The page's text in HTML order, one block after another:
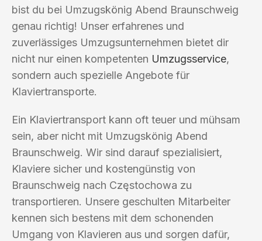
bist du bei Umzugskönig Abend Braunschweig
genau richtig! Unser erfahrenes und
zuverlässiges Umzugsunternehmen bietet dir
nicht nur einen kompetenten Umzugsservice,
sondern auch spezielle Angebote für
Klaviertransporte.
Ein Klaviertransport kann oft teuer und mühsam
sein, aber nicht mit Umzugskönig Abend
Braunschweig. Wir sind darauf spezialisiert,
Klaviere sicher und kostengünstig von
Braunschweig nach Częstochowa zu
transportieren. Unsere geschulten Mitarbeiter
kennen sich bestens mit dem schonenden
Umgang von Klavieren aus und sorgen dafür,